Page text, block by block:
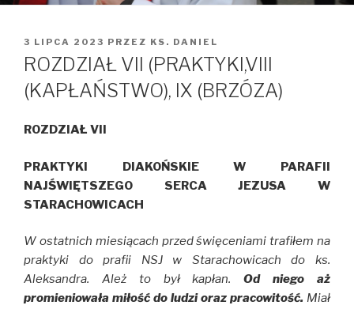
OPUBLIKOWANE
W
3 LIPCA 2023 PRZEZ KS. DANIEL
ROZDZIAŁ VII (PRAKTYKI,VIII
(KAPŁAŃSTWO), IX (BRZÓZA)
ROZDZIAŁ VII
PRAKTYKI DIAKOŃSKIE W PARAFII
NAJŚWIĘTSZEGO SERCA JEZUSA W
STARACHOWICACH
W ostatnich miesiącach przed święceniami trafiłem na
praktyki do prafii NSJ w Starachowicach do ks.
Aleksandra. Ależ to był kapłan.Od niego aż
promieniowała miłość do ludzi oraz pracowitość. Miał